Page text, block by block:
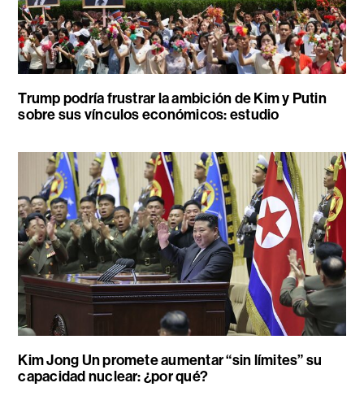
Trump podría frustrar la ambición de Kim y Putin
sobre sus vínculos económicos: estudio
Kim Jong Un promete aumentar “sin límites” su
capacidad nuclear: ¿por qué?